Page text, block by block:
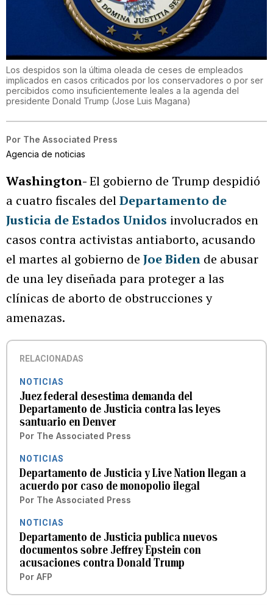
Los despidos son la última oleada de ceses de empleados
implicados en casos criticados por los conservadores o por ser
percibidos como insuficientemente leales a la agenda del
presidente Donald Trump (Jose Luis Magana)
Por The Associated Press
Agencia de noticias
Washington-El gobierno de Trump despidió
a cuatro fiscales delDepartamento de
Justicia de Estados Unidos involucrados en
casos contra activistas antiaborto, acusando
el martes al gobierno de Joe Biden de abusar
de una ley diseñada para proteger a las
clínicas de aborto de obstrucciones y
amenazas.
RELACIONADAS
NOTICIAS
Juez federal desestima demanda del
Departamento de Justicia contra las leyes
santuario en Denver
Por The Associated Press
NOTICIAS
Departamento de Justicia y Live Nation llegan a
acuerdo por caso de monopolio ilegal
Por The Associated Press
NOTICIAS
Departamento de Justicia publica nuevos
documentos sobre Jeffrey Epstein con
acusaciones contra Donald Trump
Por AFP